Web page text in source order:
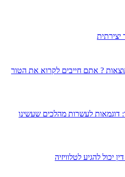
? אתם חייבים לקרוא את הטור
דוגמאות לעשרות מהלכים שעשינו
יכול להגיע לטלוויזיה